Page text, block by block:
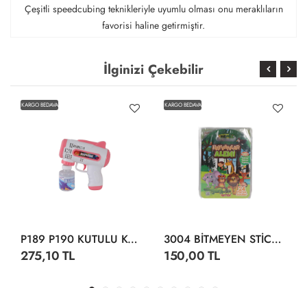
Çeşitli speedcubing teknikleriyle uyumlu olması onu meraklıların
favorisi haline getirmiştir.
İlginizi Çekebilir
KARGO BEDAVA
P189 P190 KUTULU KÖPÜK TABANCA
275,10 TL
KARGO BEDAVA
3004 BİTMEYEN STİCKER SU ALTI DÜNYASI
150,00 TL